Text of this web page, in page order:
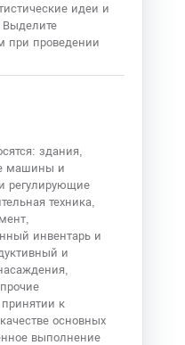
идеи и
Выделите
при проведении
здания,
машины и
регулирующие
техника,
инвентарь и
и
к
основных
выполнение